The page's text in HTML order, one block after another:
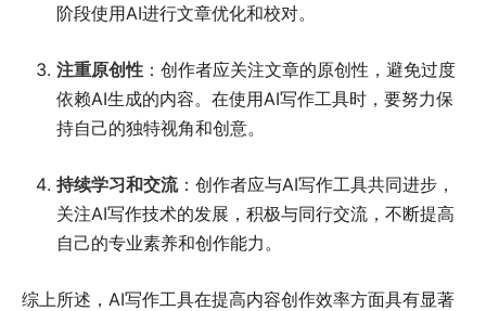
阶段使用AI进行文章优化和校对。
注重原创性 ：创作者应关注文章的原创性，避免过度
依赖AI生成的内容。在使用AI写作工具时，要努力保
持自己的独特视角和创意。
持续学习和交流：创作者应与AI写作工具共同进步，
关注AI写作技术的发展，积极与同行交流，不断提高
自己的专业素养和创作能力。
综上所述，AI写作工具在提高内容创作效率方面具有显著